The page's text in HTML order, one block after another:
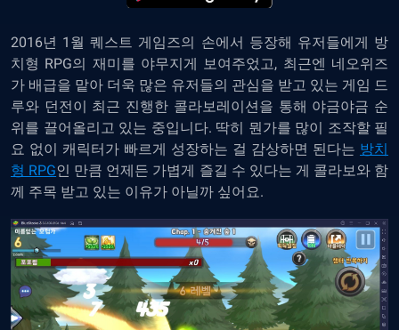
2016년 1월 퀘스트 게임즈의 손에서 등장해 유저들에게 방
치형 RPG의 재미를 야무지게 보여주었고, 최근엔 네오위즈
가 배급을 맡아 더욱 많은 유저들의 관심을 받고 있는 게임 드
루와 던전이 최근 진행한 콜라보레이션을 통해 야금야금 순
위를 끌어올리고 있는 중입니다. 딱히 뭔가를 많이 조작할 필
요 없이 캐릭터가 빠르게 성장하는 걸 감상하면 된다는 방치
형 RPG인 만큼 언제든 가볍게 즐길 수 있다는 게 콜라보와 함
께 주목 받고 있는 이유가 아닐까 싶어요.